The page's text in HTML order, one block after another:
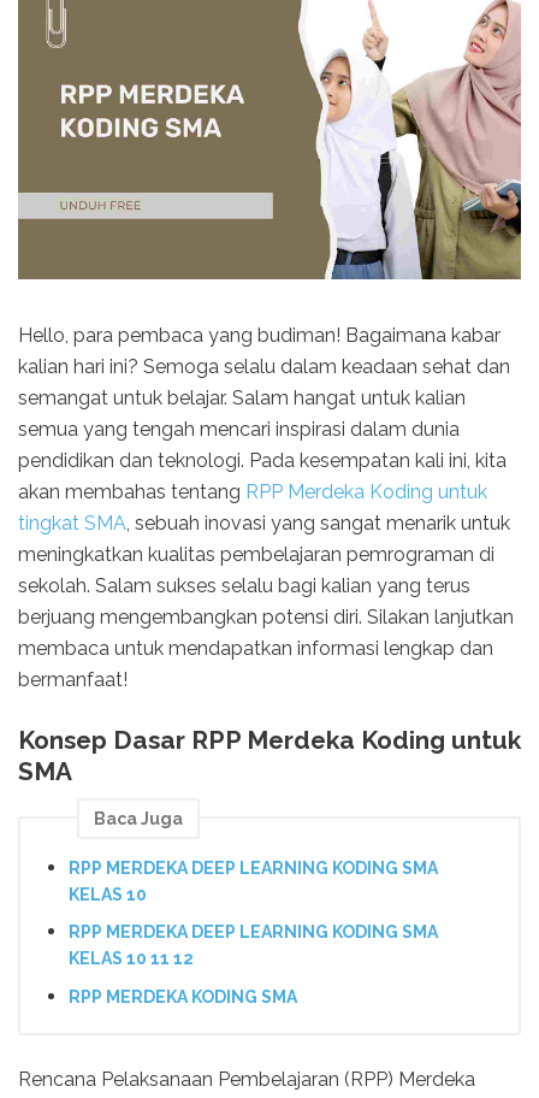
Hello, para pembaca yang budiman! Bagaimana kabar
kalian hari ini? Semoga selalu dalam keadaan sehat dan
semangat untuk belajar. Salam hangat untuk kalian
semua yang tengah mencari inspirasi dalam dunia
pendidikan dan teknologi. Pada kesempatan kali ini, kita
akan membahas tentang RPP Merdeka Koding untuk
tingkat SMA, sebuah inovasi yang sangat menarik untuk
meningkatkan kualitas pembelajaran pemrograman di
sekolah. Salam sukses selalu bagi kalian yang terus
berjuang mengembangkan potensi diri. Silakan lanjutkan
membaca untuk mendapatkan informasi lengkap dan
bermanfaat!
Konsep Dasar RPP Merdeka Koding untuk
SMA
Baca Juga
RPP MERDEKA DEEP LEARNING KODING SMA
KELAS 10
RPP MERDEKA DEEP LEARNING KODING SMA
KELAS 10 11 12
RPP MERDEKA KODING SMA
Rencana Pelaksanaan Pembelajaran (RPP) Merdeka